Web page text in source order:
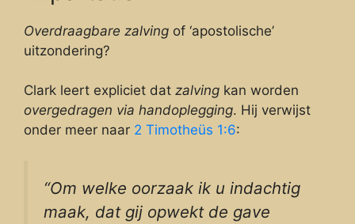
Overdraagbare zalving of ‘apostolische’
uitzondering?
Clark leert expliciet dat zalving kan worden
overgedragen via handoplegging. Hij verwijst
onder meer naar 2 Timotheüs 1:6:
“Om welke oorzaak ik u indachtig
maak, dat gij opwekt de gave